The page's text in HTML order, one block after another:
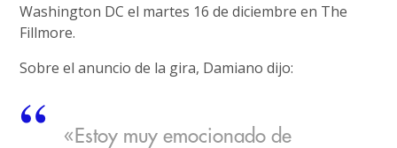
Washington DC el martes 16 de diciembre en The
Fillmore.
Sobre el anuncio de la gira, Damiano dijo:
«Estoy muy emocionado de